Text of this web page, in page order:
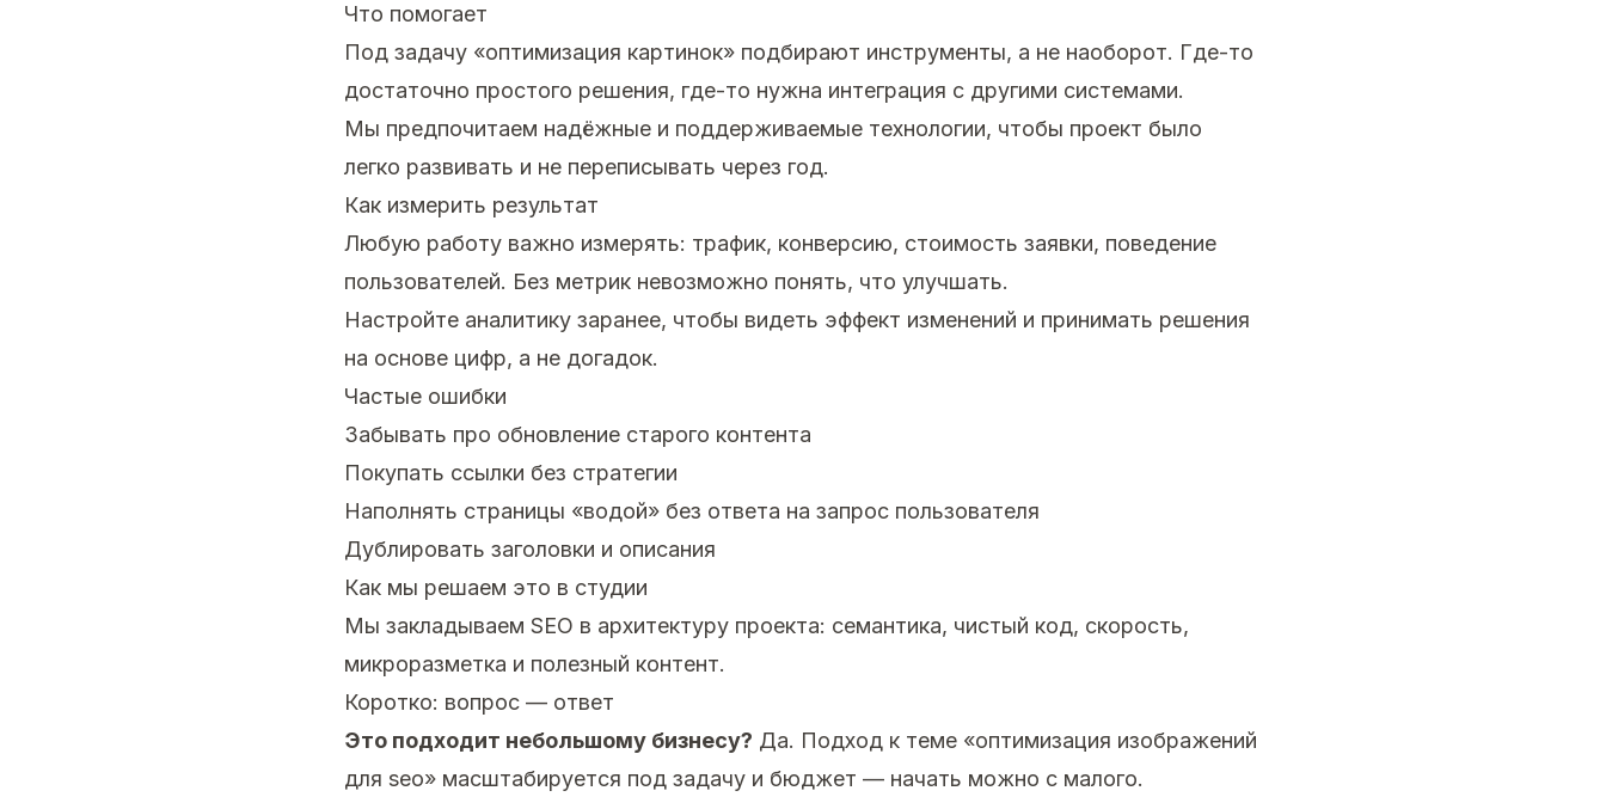
Что помогает
Под задачу «оптимизация картинок» подбирают инструменты, а не наоборот. Где-то
достаточно простого решения, где-то нужна интеграция с другими системами.
Мы предпочитаем надёжные и поддерживаемые технологии, чтобы проект было
легко развивать и не переписывать через год.
Как измерить результат
Любую работу важно измерять: трафик, конверсию, стоимость заявки, поведение
пользователей. Без метрик невозможно понять, что улучшать.
Настройте аналитику заранее, чтобы видеть эффект изменений и принимать решения
на основе цифр, а не догадок.
Частые ошибки
Забывать про обновление старого контента
Покупать ссылки без стратегии
Наполнять страницы «водой» без ответа на запрос пользователя
Дублировать заголовки и описания
Как мы решаем это в студии
Мы закладываем SEO в архитектуру проекта: семантика, чистый код, скорость,
микроразметка и полезный контент.
Коротко: вопрос — ответ
Это подходит небольшому бизнесу? Да. Подход к теме «оптимизация изображений
для seo» масштабируется под задачу и бюджет — начать можно с малого.